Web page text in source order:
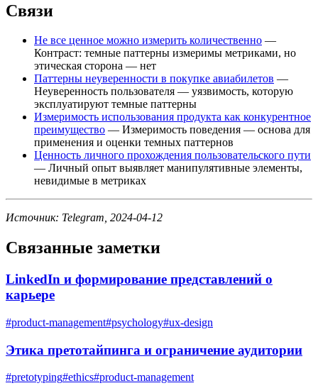
Связи
Не все ценное можно измерить количественно —
Контраст: темные паттерны измеримы метриками, но
этическая сторона — нет
Паттерны неуверенности в покупке авиабилетов —
Неуверенность пользователя — уязвимость, которую
эксплуатируют темные паттерны
Измеримость использования продукта как конкурентное
преимущество — Измеримость поведения — основа для
применения и оценки темных паттернов
Ценность личного прохождения пользовательского пути
— Личный опыт выявляет манипулятивные элементы,
невидимые в метриках
Источник: Telegram, 2024-04-12
Связанные заметки
LinkedIn и формирование представлений о
карьере
#product-management#psychology#ux-design
Этика претотайпинга и ограничение аудитории
#pretotyping#ethics#product-management